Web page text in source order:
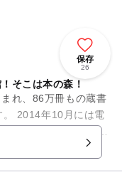
保存
26
そこは本の森！
れ、86万冊もの蔵書
2014年10月には電
た。 フロアの中に入